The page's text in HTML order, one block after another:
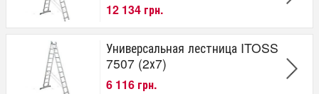
12 134 грн.
Универсальная лестница ITOSS
7507 (2х7)
6 116 грн.